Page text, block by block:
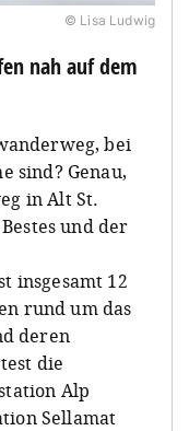
© Lisa Ludwig
nah auf dem
bei
sind? Genau,
in Alt St.
und der
insgesamt 12
rund um das
deren
die
Alp
Sellamat